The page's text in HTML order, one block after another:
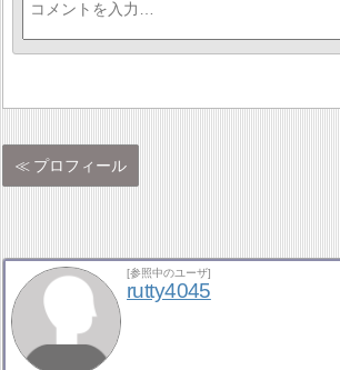
プロフィール
[参照中のユーザ]
rutty4045